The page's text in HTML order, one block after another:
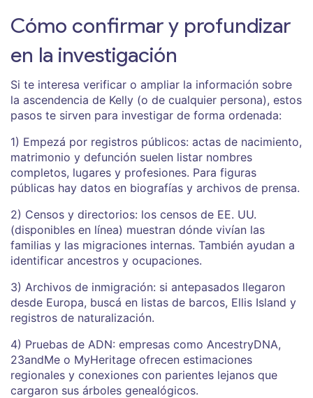
Cómo confirmar y profundizar
en la investigación
Si te interesa verificar o ampliar la información sobre
la ascendencia de Kelly (o de cualquier persona), estos
pasos te sirven para investigar de forma ordenada:
1) Empezá por registros públicos: actas de nacimiento,
matrimonio y defunción suelen listar nombres
completos, lugares y profesiones. Para figuras
públicas hay datos en biografías y archivos de prensa.
2) Censos y directorios: los censos de EE. UU.
(disponibles en línea) muestran dónde vivían las
familias y las migraciones internas. También ayudan a
identificar ancestros y ocupaciones.
3) Archivos de inmigración: si antepasados llegaron
desde Europa, buscá en listas de barcos, Ellis Island y
registros de naturalización.
4) Pruebas de ADN: empresas como AncestryDNA,
23andMe o MyHeritage ofrecen estimaciones
regionales y conexiones con parientes lejanos que
cargaron sus árboles genealógicos.